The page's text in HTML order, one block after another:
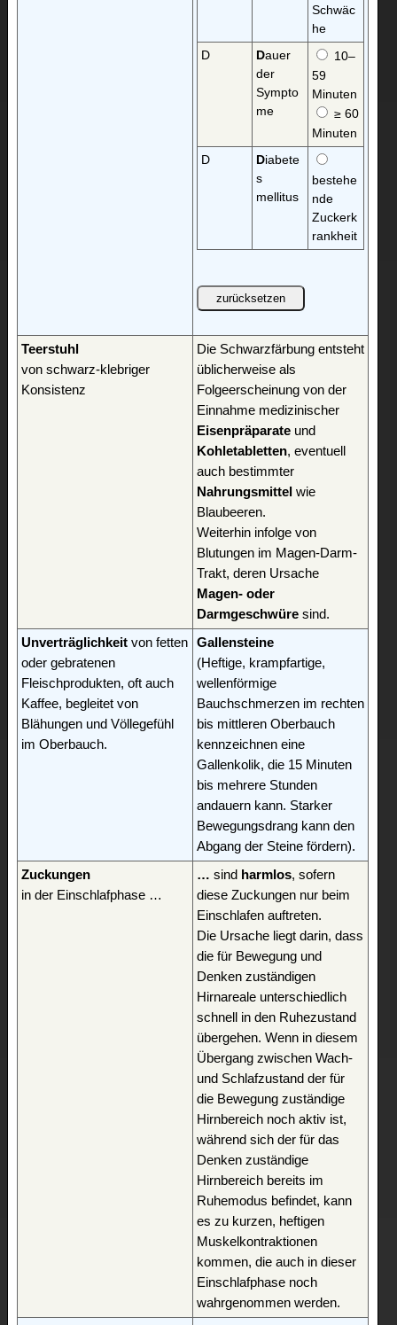
Schwäc
he
D
Dauer
der
Sympto
me
10–
59
Minuten
≥ 60
Minuten
D
Diabete
s
mellitus
bestehe
nde
Zuckerk
rankheit
Teerstuhl
von schwarz-klebriger
Konsistenz
Die Schwarzfärbung entsteht
üblicherweise als
Folgeerscheinung von der
Einnahme medizinischer
Eisenpräparate und
Kohletabletten, eventuell
auch bestimmter
Nahrungsmittel wie
Blaubeeren.
Weiterhin infolge von
Blutungen im Magen-Darm-
Trakt, deren Ursache
Magen- oder
Darmgeschwüre sind.
Unverträglichkeit von fetten
oder gebratenen
Fleischprodukten, oft auch
Kaffee, begleitet von
Blähungen und Völlegefühl
im Oberbauch.
Gallensteine
(Heftige, krampfartige,
wellenförmige
Bauchschmerzen im rechten
bis mittleren Oberbauch
kennzeichnen eine
Gallenkolik, die 15 Minuten
bis mehrere Stunden
andauern kann. Starker
Bewegungsdrang kann den
Abgang der Steine fördern).
Zuckungen
in der Einschlafphase …
… sind harmlos, sofern
diese Zuckungen nur beim
Einschlafen auftreten.
Die Ursache liegt darin, dass
die für Bewegung und
Denken zuständigen
Hirnareale unterschiedlich
schnell in den Ruhezustand
übergehen. Wenn in diesem
Übergang zwischen Wach-
und Schlafzustand der für
die Bewegung zuständige
Hirnbereich noch aktiv ist,
während sich der für das
Denken zuständige
Hirnbereich bereits im
Ruhemodus befindet, kann
es zu kurzen, heftigen
Muskelkontraktionen
kommen, die auch in dieser
Einschlafphase noch
wahrgenommen werden.